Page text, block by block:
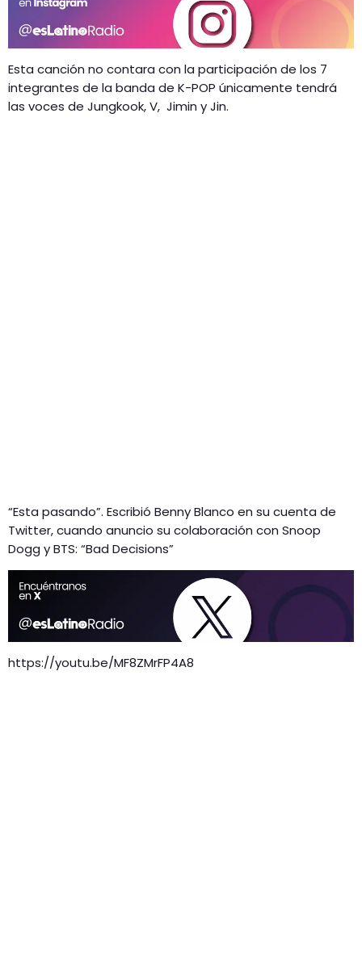
Esta canción no contara con la participación de los 7
integrantes de la banda de K-POP únicamente tendrá
las voces de Jungkook, V, Jimin y Jin.
“Esta pasando”. Escribió Benny Blanco en su cuenta de
Twitter, cuando anuncio su colaboración con Snoop
Dogg y BTS: “Bad Decisions”
https://youtu.be/MF8ZMrFP4A8